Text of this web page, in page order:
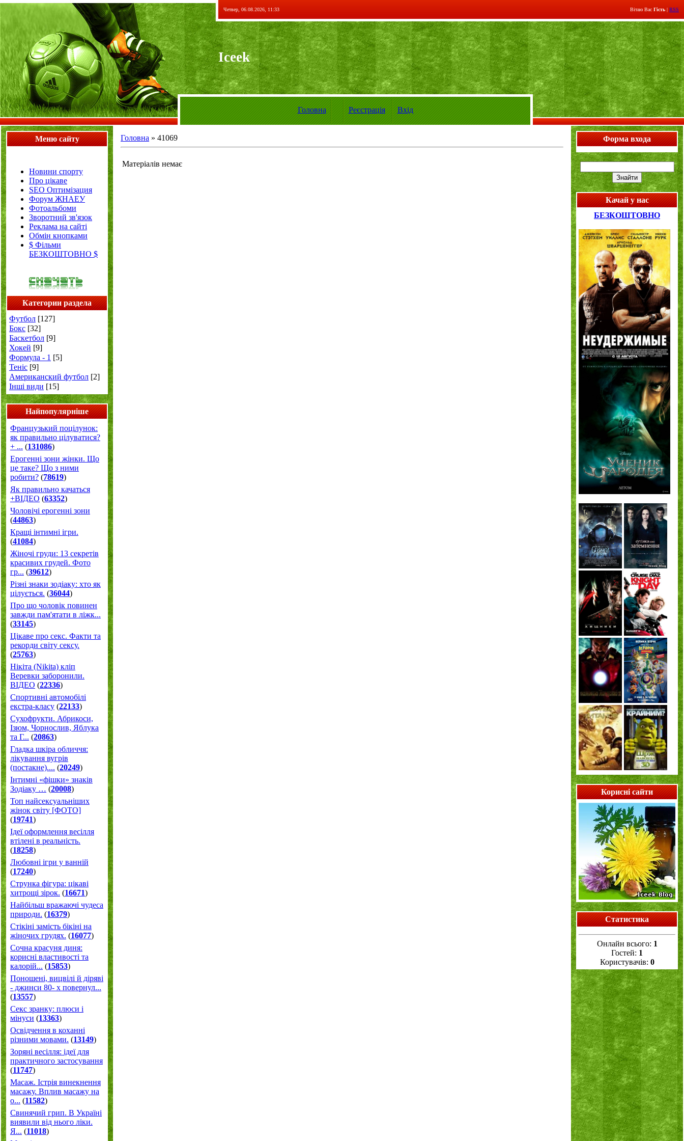
Четвер, 06.08.2026, 11:33 Вітаю Вас Гість | RSS
Iceek
Головна Реєстрація Вхід
Меню сайту
Новини спорту
Про цікаве
SEO Оптимізация
Форум ЖНАЕУ
Фотоальбоми
Зворотний зв'язок
Реклама на сайті
Обмін кнопками
$ Фільми
БЕЗКОШТОВНО $
Категории раздела
Футбол [127]
Бокс [32]
Баскетбол [9]
Хокей [9]
Формула - 1 [5]
Теніс [9]
Американский футбол [2]
Інші види [15]
Найпопулярніше
Французький поцілунок:
як правильно цілуватися?
+ ... (131086)
Ерогенні зони жінки. Що
це таке? Що з ними
робити? (78619)
Як правильно качаться
+ВІДЕО (63352)
Чоловічі ерогенні зони
(44863)
Кращі інтимні ігри.
(41084)
Жіночі груди: 13 секретів
красивих грудей. Фото
гр... (39612)
Різні знаки зодіаку: хто як
цілується. (36044)
Про що чоловік повинен
завжди пам'ятати в ліжк...
(33145)
Цікаве про секс. Факти та
рекорди світу сексу.
(25763)
Нікіта (Nikita) кліп
Веревки заборонили.
ВІДЕО (22336)
Спортивні автомобілі
екстра-класу (22133)
Cухофрукти. Абрикоси,
Ізюм, Чорнослив, Яблука
та Г... (20863)
Гладка шкіра обличчя:
лікування вугрів
(постакне).... (20249)
Інтимні «фішки» знаків
Зодіаку … (20008)
Топ найсексуальніших
жінок світу [ФОТО]
(19741)
Ідеї оформлення весілля
втілені в реальність.
(18258)
Любовні ігри у ванній
(17240)
Струнка фігура: цікаві
хитрощі зірок. (16671)
Найбільш вражаючі чудеса
природи. (16379)
Стікіні замість бікіні на
жіночих грудях. (16077)
Сочна красуня диня:
корисні властивості та
калорій... (15853)
Поношені, вицвілі й діряві
- джинси 80- х повернул...
(13557)
Секс зранку: плюси і
мінуси (13363)
Освідчення в коханні
різними мовами. (13149)
Зоряні весілля: ідеї для
практичного застосування
(11747)
Масаж. Істрія винекнення
масажу. Вплив масажу на
о... (11582)
Свинячий грип. В Україні
виявили від нього ліки.
Я... (11018)
Головна » 41069
Матеріалів немає
Форма входа
Качай у нас
БЕЗКОШТОВНО
Корисні сайти
Статистика
Онлайн всього: 1
Гостей: 1
Користувачів: 0